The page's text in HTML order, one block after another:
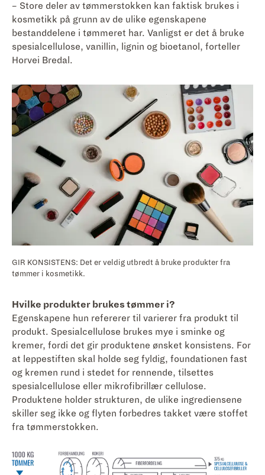
– Store deler av tømmerstokken kan faktisk brukes i
kosmetikk på grunn av de ulike egenskapene
bestanddelene i tømmeret har. Vanligst er det å bruke
spesialcellulose, vanillin, lignin og bioetanol, forteller
Horvei Bredal.
GIR KONSISTENS: Det er veldig utbredt å bruke produkter fra
tømmer i kosmetikk.
Hvilke produkter brukes tømmer i?
Egenskapene hun refererer til varierer fra produkt til
produkt. Spesialcellulose brukes mye i sminke og
kremer, fordi det gir produktene ønsket konsistens. For
at leppestiften skal holde seg fyldig, foundationen fast
og kremen rund i stedet for rennende, tilsettes
spesialcellulose eller mikrofibrillær cellulose.
Produktene holder strukturen, de ulike ingrediensene
skiller seg ikke og flyten forbedres takket være stoffet
fra tømmerstokken.